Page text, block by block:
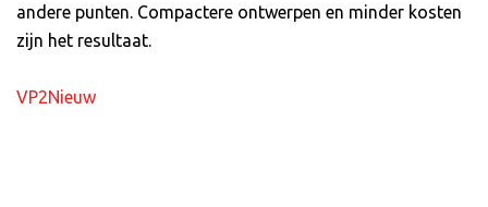
andere punten. Compactere ontwerpen en minder kosten
zijn het resultaat.
VP2Nieuw